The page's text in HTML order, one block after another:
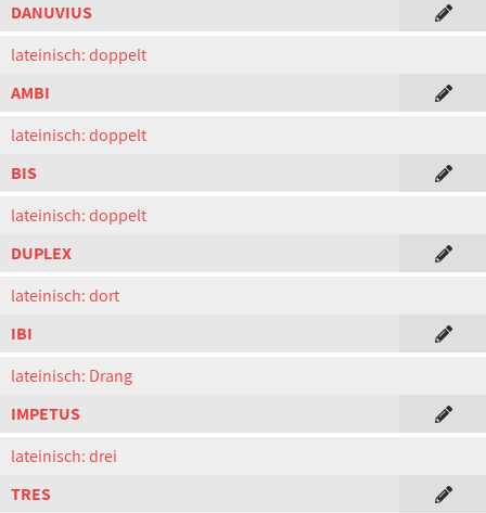
DANUVIUS
lateinisch: doppelt
AMBI
lateinisch: doppelt
BIS
lateinisch: doppelt
DUPLEX
lateinisch: dort
IBI
lateinisch: Drang
IMPETUS
lateinisch: drei
TRES